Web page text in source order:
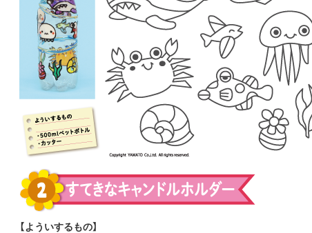
【よういするもの】